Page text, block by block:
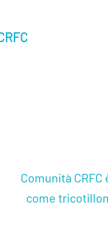
Comunità
come